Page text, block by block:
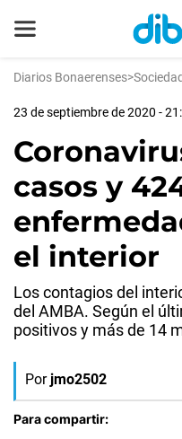
Diarios Bonaerenses>Sociedad
23 de septiembre de 2020 -
casos y
el interior
Los contagios del
del AMBA. Según el
positivos y más de 14
Por jmo2502
Para compartir: